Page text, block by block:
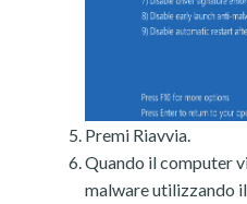
Premi Riavvia.
Quando il computer
malware utilizzando